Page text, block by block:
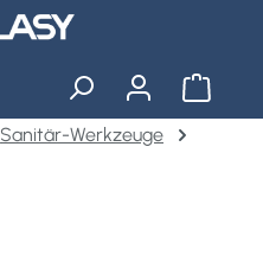
Sanitär-Werkzeuge